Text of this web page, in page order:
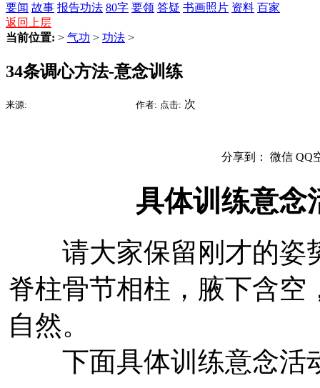
要闻 故事 报告功法 80字 要领 答疑 书画照片 资料 百家
返回上层
当前位置: > 气功 > 功法 >
34条调心方法-意念训练
来源: 作者: 点击: 次
分享到： 微信 QQ
具体训练意念
请大家保留刚才的姿
脊柱骨节相柱，腋下含空
自然。
下面具体训练意念活